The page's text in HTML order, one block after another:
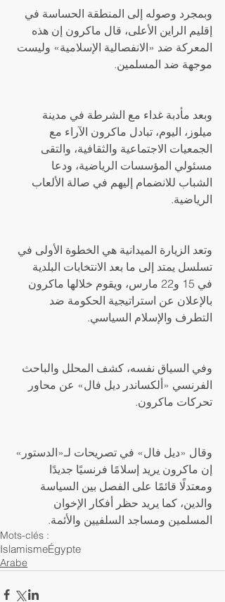
وبمجرد وصوله إلى المنطقة الحساسة في
إقليم الراين الأعلى، قال ماكرون إن هذه
المعركة ضد «الانفصالية الإسلامية» وليست
موجهة ضد المسلمين.
وبعد مأدبة غداء مع الشرطة في مدينة
ميلوز، اليوم، تبادل ماكرون الآراء مع
الجمعيات الاجتماعية والثقافية، والتقى
مسئولي المؤسسات الرياضية، ودعا
الشباب للانضمام إليهم في صالة الألعاب
الرياضية.
وتعد الزيارة الميدانية هي الخطوة الأولى في
تسلسل يمتد إلى ما بعد الانتخابات البلدية
في 15 و22 مارس، ويقوم خلالها ماكرون
بالإعلان عن استراتيجية الحكومة ضد
التطرف والإسلام السياسي.
وفي السياق نفسه، كشف المحلل والباحث
الفرنسي «ألكساندر ديل فال» عن محاور
تحركات ماكرون.
وقال «ديل فال» في تصريحات لـ«الدستور»
إن ماكرون يريد إسلامًا فرنسيًا جديدًا
ومعتدلًا قائمًا على الفصل بين السياسة
والدين، كما يريد حظر أفكار الإخوان
المسلمين ومساجد السلفيين والأئمة.
Mots-clés :
IslamismeÉgypte
Arabe